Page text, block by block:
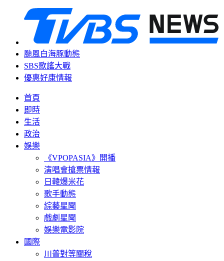
颱風白海豚動態
SBS歌謠大戰
優惠好康情報
首頁
即時
生活
政治
娛樂
《VPOPASIA》開播
演唱會搶票情報
日韓爆米花
歌手動態
綜藝星聞
戲劇星聞
娛樂電影院
國際
川普對等關稅